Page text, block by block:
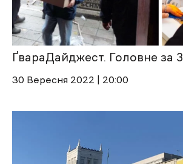
ҐвараДайджест. Головне за
30 Вересня 2022 | 20:00